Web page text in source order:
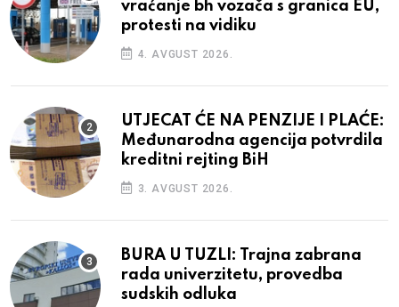
vraćanje bh vozača s granica EU,
protesti na vidiku
4. AVGUST 2026.
UTJECAT ĆE NA PENZIJE I PLAĆE:
Međunarodna agencija potvrdila
kreditni rejting BiH
3. AVGUST 2026.
BURA U TUZLI: Trajna zabrana
rada univerzitetu, provedba
sudskih odluka